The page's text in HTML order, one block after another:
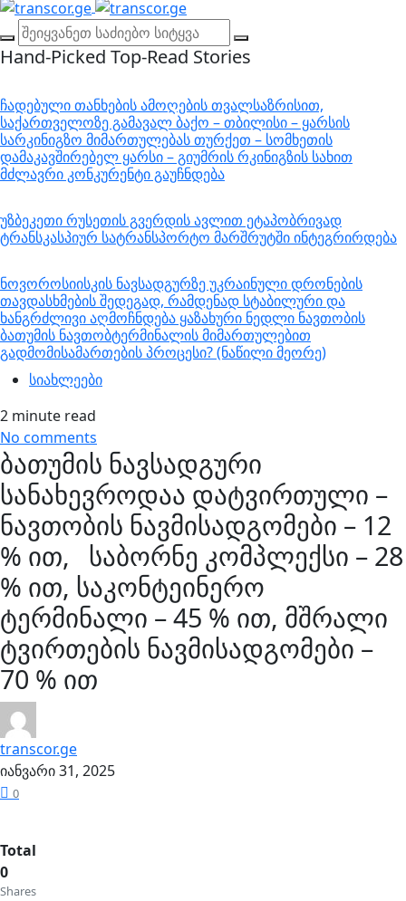
Hand-Picked Top-Read Stories
ჩადებული თანხების ამოღების თვალსაზრისით,
საქართველოზე გამავალ ბაქო – თბილისი – ყარსის
სარკინიგზო მიმართულებას თურქეთ – სომხეთის
დამაკავშირებელ ყარსი – გიუმრის რკინიგზის სახით
მძლავრი კონკურენტი გაუჩნდება
უზბეკეთი რუსეთის გვერდის ავლით ეტაპობრივად
ტრანსკასპიურ სატრანსპორტო მარშრუტში ინტეგრირდება
ნოვოროსიისკის ნავსადგურზე უკრაინული დრონების
თავდასხმების შედეგად, რამდენად სტაბილური და
ხანგრძლივი აღმოჩნდება ყაზახური ნედლი ნავთობის
ბათუმის ნავთობტერმინალის მიმართულებით
გადმომისამართების პროცესი? (ნაწილი მეორე)
სიახლეები
2 minute read
No comments
ბათუმის ნავსადგური
სანახევროდაა დატვირთული –
ნავთობის ნავმისადგომები – 12
% ით, საბორნე კომპლექსი – 28
% ით, საკონტეინერო
ტერმინალი – 45 % ით, მშრალი
ტვირთების ნავმისადგომები –
70 % ით
transcor.ge
იანვარი 31, 2025
0
Total
0
Shares